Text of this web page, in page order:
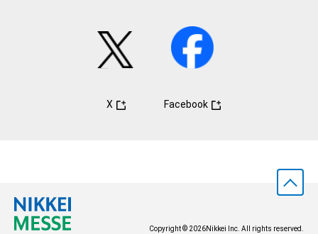
X Facebook
Copyright © 2026Nikkei Inc. All rights reserved.